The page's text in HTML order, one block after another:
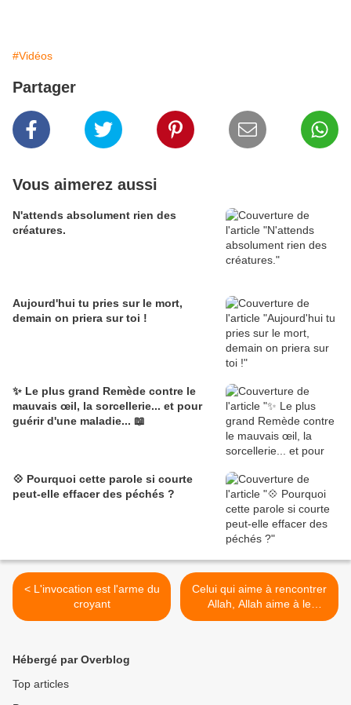
#Vidéos
Partager
Vous aimerez aussi
N'attends absolument rien des
créatures.
Aujourd'hui tu pries sur le mort,
demain on priera sur toi !
✨ Le plus grand Remède contre le
mauvais œil, la sorcellerie... et pour
guérir d'une maladie... 📖
💠 Pourquoi cette parole si courte
peut-elle effacer des péchés ?
< L'invocation est l'arme du
croyant
Celui qui aime à rencontrer
Allah, Allah aime à le
rencontrer! t'es tu préparé
Hébergé par Overblog
Top articles